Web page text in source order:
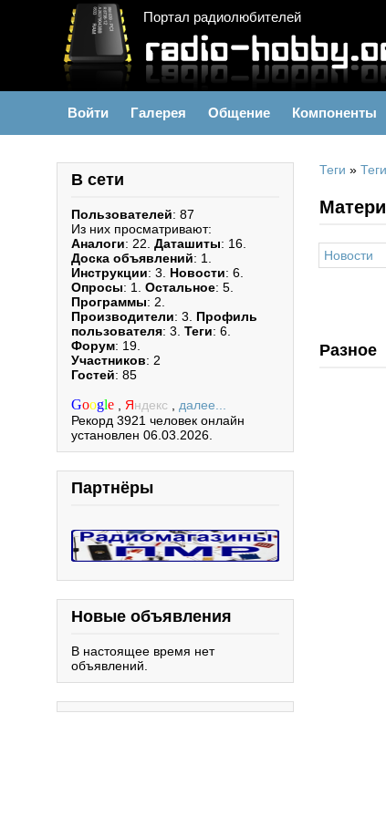
Портал радиолюбителей
Войти Галерея Общение Компоненты
В сети
Пользователей: 87
Из них просматривают:
Аналоги: 22. Даташиты: 16.
Доска объявлений: 1.
Инструкции: 3. Новости: 6.
Опросы: 1. Остальное: 5.
Программы: 2.
Производители: 3. Профиль
пользователя: 3. Теги: 6.
Форум: 19.
Участников: 2
Гостей: 85
Google Яндекс
далее...
Рекорд 3921 человек онлайн
установлен 06.03.2026.
Партнёры
Новые объявления
В настоящее время нет
объявлений.
Теги » Теги
Новости
Разное